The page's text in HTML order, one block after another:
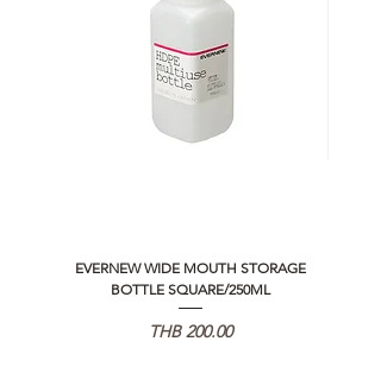
EVERNEW WIDE MOUTH STORAGE
BOTTLE SQUARE/250ML
Price
THB 200.00